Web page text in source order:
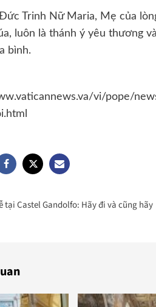
Trinh Nữ Maria, Mẹ của
luôn là thánh ý yêu thương
bình.
vi/pope/
tại Castel Gandolfo: Hãy đi và cũng hãy